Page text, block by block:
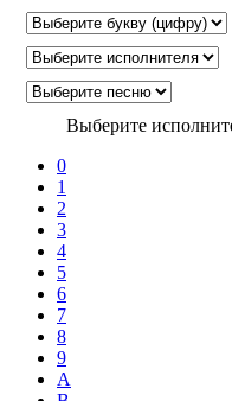
Выберите
0
1
2
3
4
5
6
7
8
9
A